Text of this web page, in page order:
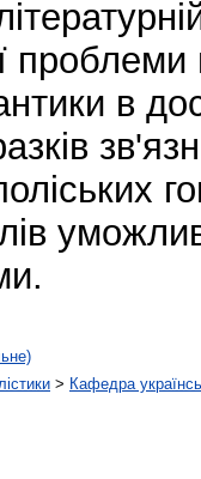
в
> Кафедра